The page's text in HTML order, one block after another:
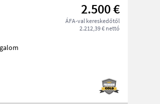
2.500 €
ÁFA-val kereskedőtől
2.212,39 € nettó